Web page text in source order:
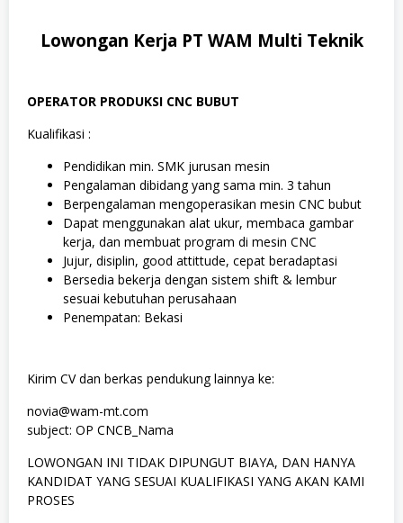
Lowongan Kerja PT WAM Multi Teknik
OPERATOR PRODUKSI CNC BUBUT
Kualifikasi :
Pendidikan min. SMK jurusan mesin
Pengalaman dibidang yang sama min. 3 tahun
Berpengalaman mengoperasikan mesin CNC bubut
Dapat menggunakan alat ukur, membaca gambar
kerja, dan membuat program di mesin CNC
Jujur, disiplin, good attittude, cepat beradaptasi
Bersedia bekerja dengan sistem shift & lembur
sesuai kebutuhan perusahaan
Penempatan: Bekasi
Kirim CV dan berkas pendukung lainnya ke:
novia@wam-mt.com
subject: OP CNCB_Nama
LOWONGAN INI TIDAK DIPUNGUT BIAYA, DAN HANYA
KANDIDAT YANG SESUAI KUALIFIKASI YANG AKAN KAMI
PROSES